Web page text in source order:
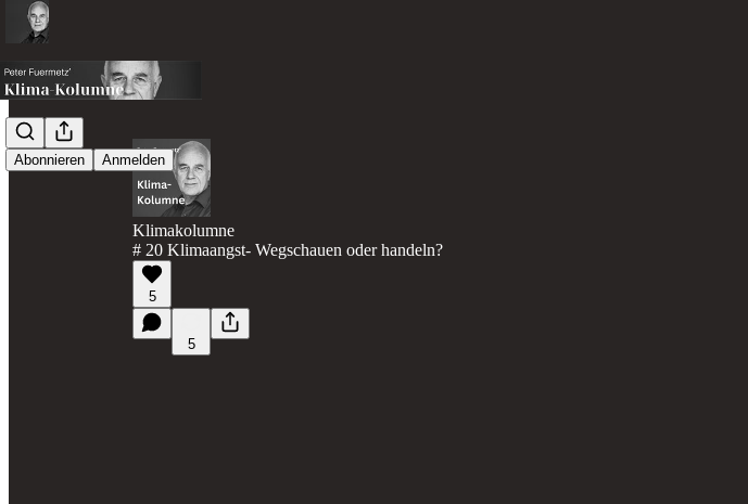
Abonnieren Anmelden
Klimakolumne
# 20 Klimaangst- Wegschauen oder handeln?
5
5